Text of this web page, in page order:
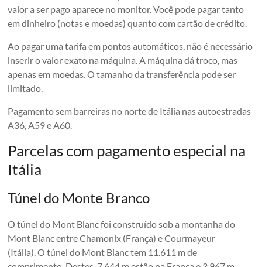
valor a ser pago aparece no monitor. Você pode pagar tanto
em dinheiro (notas e moedas) quanto com cartão de crédito.
Ao pagar uma tarifa em pontos automáticos, não é necessário
inserir o valor exato na máquina. A máquina dá troco, mas
apenas em moedas. O tamanho da transferência pode ser
limitado.
Pagamento sem barreiras no norte de Itália nas autoestradas
A36, A59 e A60.
Parcelas com pagamento especial na
Itália
Túnel do Monte Branco
O túnel do Mont Blanc foi construído sob a montanha do
Mont Blanc entre Chamonix (França) e Courmayeur
(Itália). O túnel do Mont Blanc tem 11.611 m de